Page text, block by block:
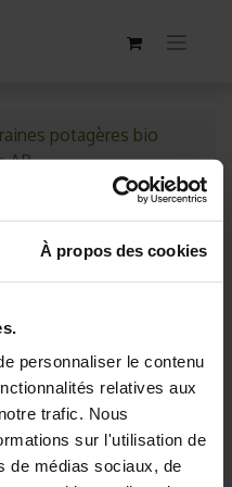
À propos des cookies
personnaliser le contenu
relatives aux
trafic. Nous
sur l'utilisation de
de médias sociaux, de
potagères bio
AB